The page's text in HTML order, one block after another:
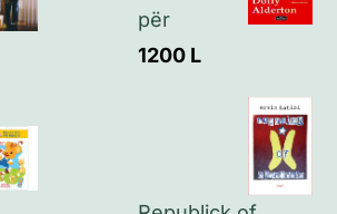
për
1200 L